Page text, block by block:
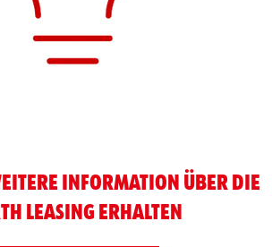
INFORMATION ÜBER DIE
LEASING ERHALTEN